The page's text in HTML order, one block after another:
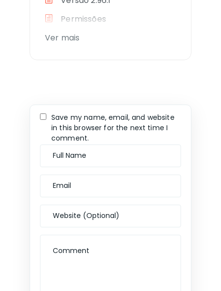
Permissões
Ver mais
Save my name, email, and website
in this browser for the next time I
comment.